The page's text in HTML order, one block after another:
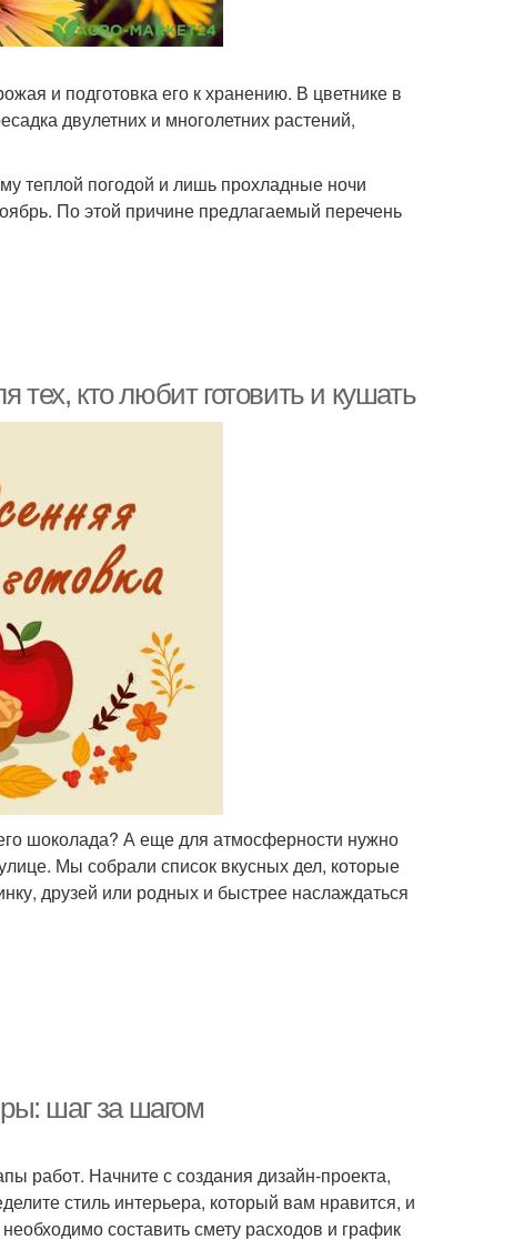
и подготовка его к хранению. В цветнике в
двулетних и многолетних растений,
теплой погодой и лишь прохладные ночи
По этой причине предлагаемый перечень
тех, кто любит готовить и кушать
шоколада? А еще для атмосферности нужно
Мы собрали список вкусных дел, которые
друзей или родных и быстрее наслаждаться
шаг за шагом
работ. Начните с создания дизайн-проекта,
стиль интерьера, который вам нравится, и
составить смету расходов и график